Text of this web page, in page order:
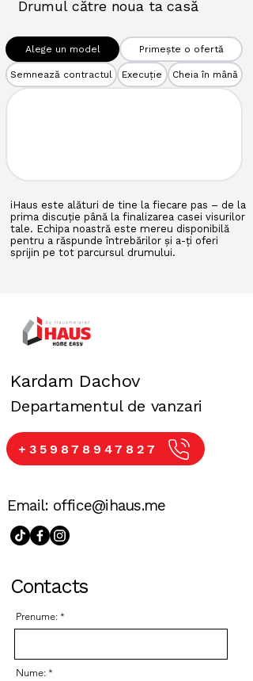
Drumul către noua ta casă
Alege un model Primește o ofertă
Semnează contractul Execuție Cheia în mână
iHaus este alături de tine la fiecare pas – de la
prima discuție până la finalizarea casei visurilor
tale. Echipa noastră este mereu disponibilă
pentru a răspunde întrebărilor și a-ți oferi
sprijin pe tot parcursul drumului.
Kardam Dachov
Departamentul de vanzari
+359878947827
Email: office@ihaus.me
Contacts
Prenume:
Nume: